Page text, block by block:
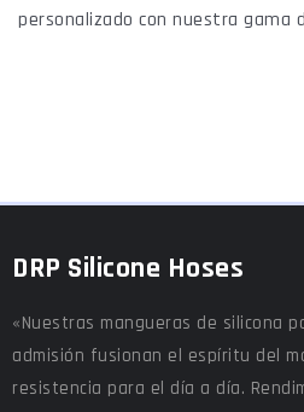
personalizado con nuestra gama
DRP Silicone Hoses
«Nuestras mangueras de silicona
admisión fusionan el espíritu del
resistencia para el día a día.